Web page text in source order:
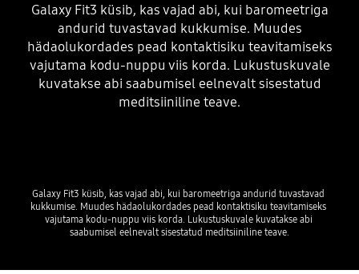
Galaxy Fit3 küsib, kas vajad abi, kui baromeetriga
andurid tuvastavad kukkumise. Muudes
hädaolukordades pead kontaktisiku teavitamiseks
vajutama kodu-nuppu viis korda. Lukustuskuvale
kuvatakse abi saabumisel eelnevalt sisestatud
meditsiiniline teave.
Galaxy Fit3 küsib, kas vajad abi, kui baromeetriga andurid tuvastavad
kukkumise. Muudes hädaolukordades pead kontaktisiku teavitamiseks
vajutama kodu-nuppu viis korda. Lukustuskuvale kuvatakse abi
saabumisel eelnevalt sisestatud meditsiiniline teave.